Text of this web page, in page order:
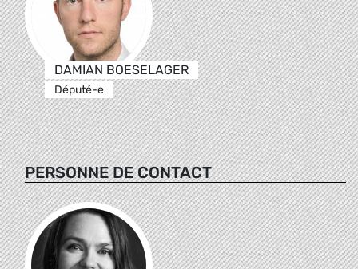
DAMIAN BOESELAGER
Député-e
PERSONNE DE CONTACT